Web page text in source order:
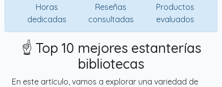
Horas
dedicadas
Reseñas
consultadas
Productos
evaluados
☝️ Top 10 mejores estanterías
bibliotecas
En este artículo, vamos a explorar una variedad de